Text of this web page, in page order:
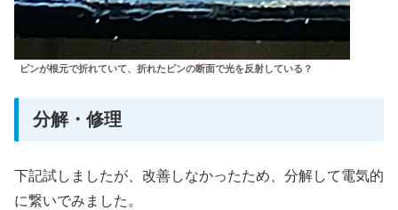
ピンが根元で折れていて、 折れたピンの断面で光を反射している？
分解・修理
下記試しましたが、改善しなかったため、分解して電気的
に繋いでみました。